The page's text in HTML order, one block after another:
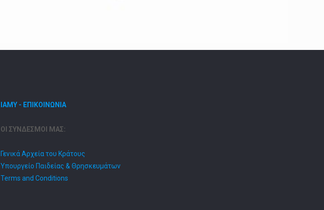
ΙΑΜΥ - ΕΠΙΚΟΙΝΩΝΙΑ
ΟΙ ΣΥΝΔΕΣΜΟΙ ΜΑΣ:
Γενικά Αρχεία του Κράτους
Υπουργείο Παιδείας & Θρησκευμάτων
Terms and Conditions